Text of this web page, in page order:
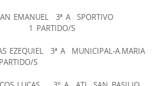
EMANUEL 3ª A SPORTIVO
1 PARTIDO/S
EZEQUIEL 3ª A MUNICIPAL-A.MARIA
S